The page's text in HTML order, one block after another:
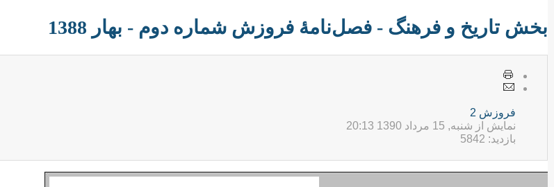
بخش تاریخ و فرهنگ - فصل‌نامۀ فروزش شماره دوم - بهار 1388
فروزش 2
نمایش از شنبه, 15 مرداد 1390 20:13
بازدید: 5842